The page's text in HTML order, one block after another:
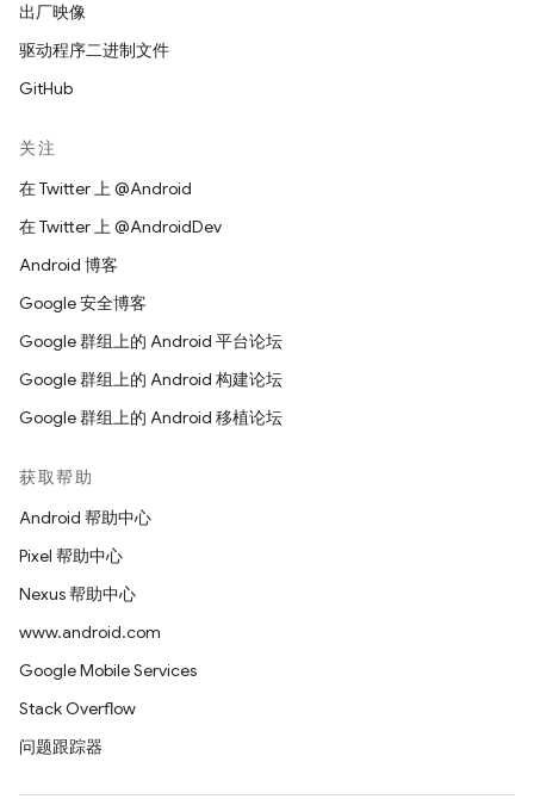
出厂映像
驱动程序二进制文件
GitHub
关注
在 Twitter 上 @Android
在 Twitter 上 @AndroidDev
Android 博客
Google 安全博客
Google 群组上的 Android 平台论坛
Google 群组上的 Android 构建论坛
Google 群组上的 Android 移植论坛
获取帮助
Android 帮助中心
Pixel 帮助中心
Nexus 帮助中心
www.android.com
Google Mobile Services
Stack Overflow
问题跟踪器